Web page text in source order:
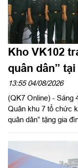
Kho VK102
quân dân”
13:55 04/08/2026
(QK7 Online) - Sáng
Quân khu 7 tổ chức
quân dân” tặng gia
Đảo, Thành phố Hồ
ủy Cục Hậu cần -
mừng.